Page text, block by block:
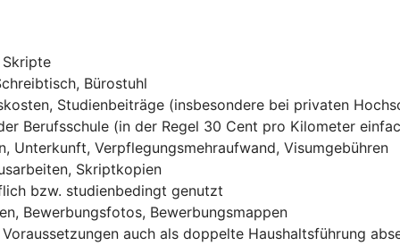
Skripte
Bürostuhl
Studienbeiträge (insbesondere bei privaten
Berufsschule (in der Regel 30 Cent pro Kilometer
Unterkunft, Verpflegungsmehraufwand, Visumgebühren
Skriptkopien
bzw. studienbedingt genutzt
Bewerbungsfotos, Bewerbungsmappen
auch als doppelte Haushaltsführung